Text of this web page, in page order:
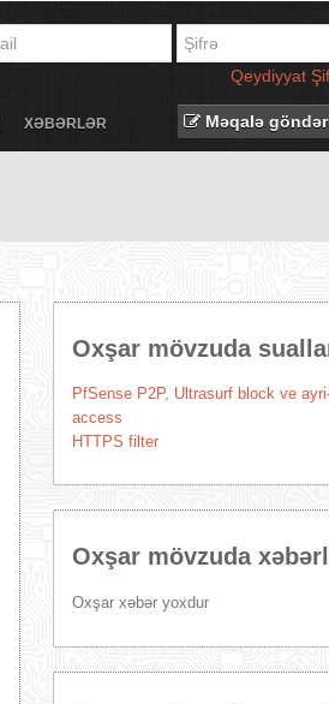
Qeydiyyat
XƏBƏRLƏR Məqalə
Oxşar mövzuda
PfSense P2P, Ultrasurf block ve
access
HTTPS filter
Oxşar mövzuda
Oxşar xəbər yoxdur